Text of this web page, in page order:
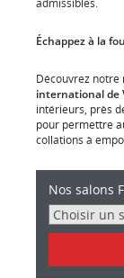
admissibles.
Échappez à la
Découvrez notre
international de
intérieurs, près
pour permettre
collations à
Les
de
Salons
Feuille
Nos salons